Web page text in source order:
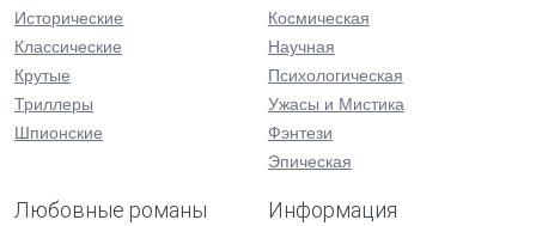
Исторические
Классические
Крутые
Триллеры
Шпионские
Космическая
Научная
Психологическая
Ужасы и Мистика
Фэнтези
Эпическая
Любовные романы Информация